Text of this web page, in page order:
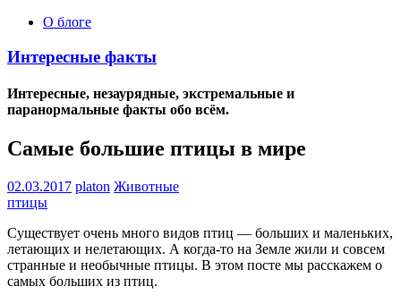
О блоге
Интересные факты
Интересные, незаурядные, экстремальные и
паранормальные факты обо всём.
Самые большие птицы в мире
02.03.2017 platon Животные
птицы
Существует очень много видов птиц — больших и маленьких,
летающих и нелетающих. А когда-то на Земле жили и совсем
странные и необычные птицы. В этом посте мы расскажем о
самых больших из птиц.